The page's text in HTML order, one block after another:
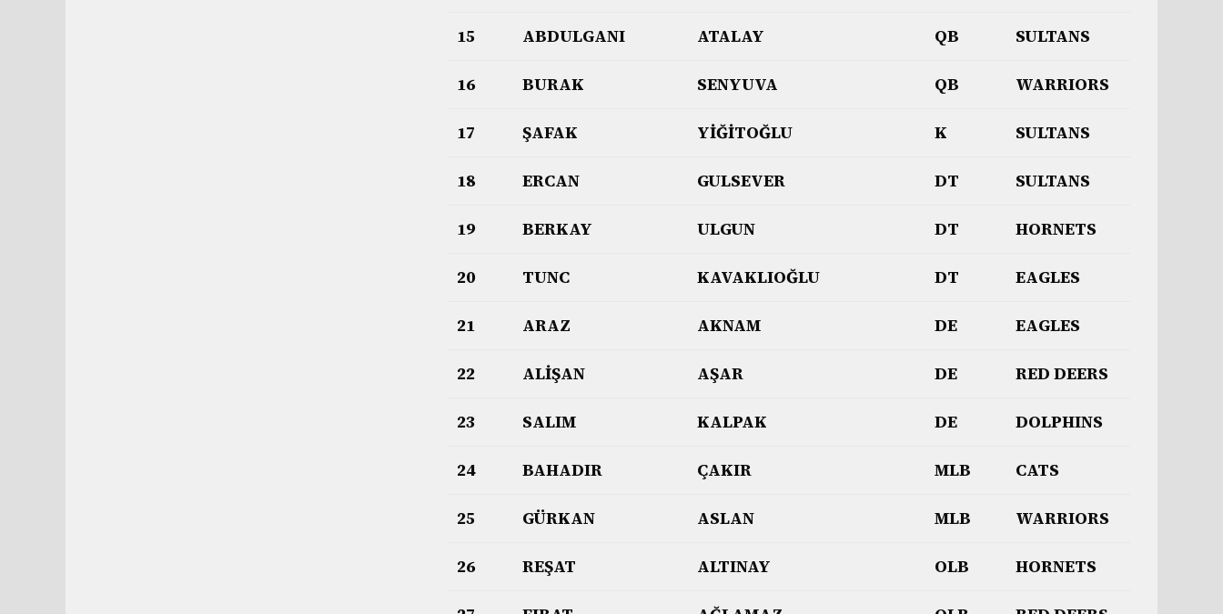
15 ABDULGANI ATALAY QB SULTANS
16 BURAK SENYUVA QB WARRIORS
17 ŞAFAK YİĞİTOĞLU K SULTANS
18 ERCAN GULSEVER DT SULTANS
19 BERKAY ULGUN DT HORNETS
20 TUNC KAVAKLIOĞLU DT EAGLES
21 ARAZ AKNAM DE EAGLES
22 ALİŞAN AŞAR DE RED DEERS
23 SALIM KALPAK DE DOLPHINS
24 BAHADIR ÇAKIR MLB CATS
25 GÜRKAN ASLAN MLB WARRIORS
26 REŞAT ALTINAY OLB HORNETS